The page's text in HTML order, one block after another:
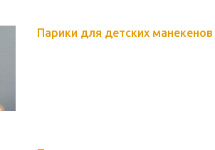
Парики для детских манекенов